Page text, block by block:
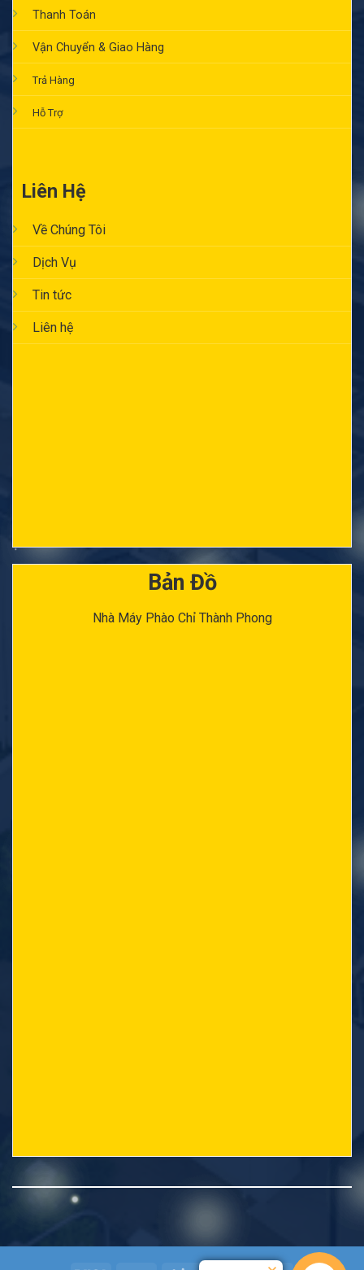
Thanh Toán
Vận Chuyển & Giao Hàng
Trả Hàng
Hỗ Trợ
Liên Hệ
Về Chúng Tôi
Dịch Vụ
Tin tức
Liên hệ
Bản Đồ
Nhà Máy Phào Chỉ Thành Phong